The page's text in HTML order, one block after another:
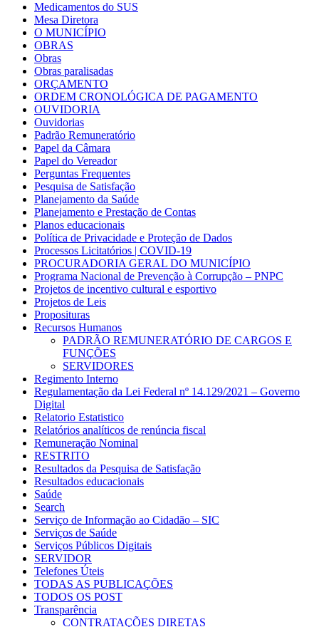
Medicamentos do SUS
Mesa Diretora
O MUNICÍPIO
OBRAS
Obras
Obras paralisadas
ORÇAMENTO
ORDEM CRONOLÓGICA DE PAGAMENTO
OUVIDORIA
Ouvidorias
Padrão Remuneratório
Papel da Câmara
Papel do Vereador
Perguntas Frequentes
Pesquisa de Satisfação
Planejamento da Saúde
Planejamento e Prestação de Contas
Planos educacionais
Política de Privacidade e Proteção de Dados
Processos Licitatórios | COVID-19
PROCURADORIA GERAL DO MUNICÍPIO
Programa Nacional de Prevenção à Corrupção – PNPC
Projetos de incentivo cultural e esportivo
Projetos de Leis
Proposituras
Recursos Humanos
PADRÃO REMUNERATÓRIO DE CARGOS E
FUNÇÕES
SERVIDORES
Regimento Interno
Regulamentação da Lei Federal nº 14.129/2021 – Governo
Digital
Relatorio Estatistico
Relatórios analíticos de renúncia fiscal
Remuneração Nominal
RESTRITO
Resultados da Pesquisa de Satisfação
Resultados educacionais
Saúde
Search
Serviço de Informação ao Cidadão – SIC
Serviços de Saúde
Serviços Públicos Digitais
SERVIDOR
Telefones Úteis
TODAS AS PUBLICAÇÕES
TODOS OS POST
Transparência
CONTRATAÇÕES DIRETAS